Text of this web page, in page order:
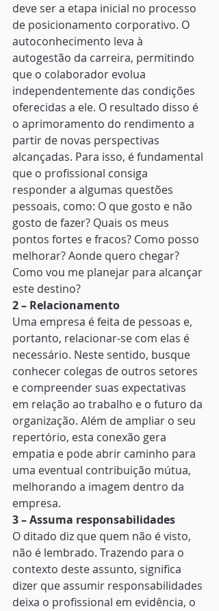
deve ser a etapa inicial no processo
de posicionamento corporativo. O
autoconhecimento leva à
autogestão da carreira, permitindo
que o colaborador evolua
independentemente das condições
oferecidas a ele. O resultado disso é
o aprimoramento do rendimento a
partir de novas perspectivas
alcançadas. Para isso, é fundamental
que o profissional consiga
responder a algumas questões
pessoais, como: O que gosto e não
gosto de fazer? Quais os meus
pontos fortes e fracos? Como posso
melhorar? Aonde quero chegar?
Como vou me planejar para alcançar
este destino?
2 – Relacionamento
Uma empresa é feita de pessoas e,
portanto, relacionar-se com elas é
necessário. Neste sentido, busque
conhecer colegas de outros setores
e compreender suas expectativas
em relação ao trabalho e o futuro da
organização. Além de ampliar o seu
repertório, esta conexão gera
empatia e pode abrir caminho para
uma eventual contribuição mútua,
melhorando a imagem dentro da
empresa.
3 – Assuma responsabilidades
O ditado diz que quem não é visto,
não é lembrado. Trazendo para o
contexto deste assunto, significa
dizer que assumir responsabilidades
deixa o profissional em evidência, o